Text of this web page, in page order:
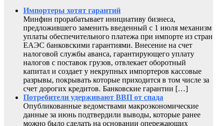
Импортеры хотят гарантий
Минфин прорабатывает инициативу бизнеса,
предложившего заменить введенный с 1 июля механизм
уплаты обеспечительного платежа при импорте из стран
ЕАЭС банковскими гарантиями. Внесение на счет
налоговой службы аванса, гарантирующего уплату
налогов с поставок грузов, отвлекает оборотный
капитал и создает у некрупных импортеров кассовые
разрывы, покрывать которые приходится в том числе за
счет дорогих кредитов. Банковские гарантии […]
Потребители удерживают ВВП от спада
Опубликованные ведомствами макроэкономические
данные за июнь подтвердили выводы, которые ранее
можно было сделать на основании опережающих